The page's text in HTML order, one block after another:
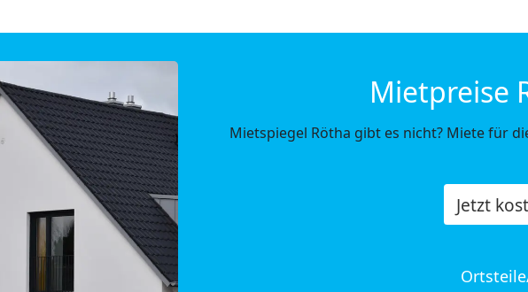
Mietpreise
Mietspiegel Rötha gibt es nicht? Miete für
Jetzt